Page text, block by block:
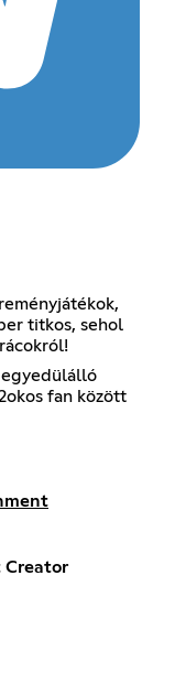
titkos, sehol
egyedülálló
fan között
Creator